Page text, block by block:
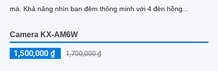
độ F2.0, cho hình ảnh sắc nét với độ phân giải lên đến
2304×1296. Tính năng quay ngang 355° và dọc -65° đến 90°,
cùng...